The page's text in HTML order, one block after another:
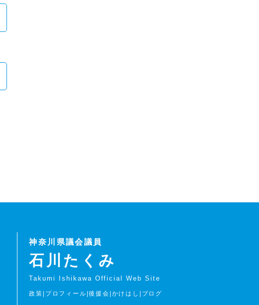
神奈川県議会議員
石川たくみ
Takumi Ishikawa Official Web Site
政策 | プロフィール |後援会 | かけはし | ブログ